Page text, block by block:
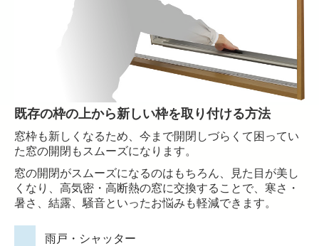
既存の枠の上から新しい枠を取り付ける方法
窓枠も新しくなるため、今まで開閉しづらくて困ってい
た窓の開閉もスムーズになります。
窓の開閉がスムーズになるのはもちろん、
見た目が美し
くなり、 高気密・高断熱の窓に交換することで、寒さ・
暑さ、結露、騒音といったお悩みも軽減できます。
雨戸・シャッター